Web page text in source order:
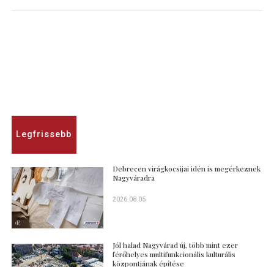
Legfrissebb
Debrecen virágkocsijai idén is megérkeznek
Nagyváradra
2026.08.05
Jól halad Nagyvárad új, több mint ezer
férőhelyes multifunkcionális kulturális
központjának építése